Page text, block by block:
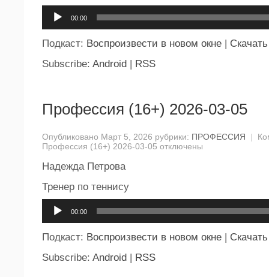
00:00
Подкаст: Воспроизвести в новом окне
Скачать
Subscribe: Android RSS
Профессия (16+) 2026-03-05
Опубликовано Март 5, 2026 рубрики: ПРОФЕССИЯ |
Профессия (16+) 2026-03-05 отключены
Надежда Петрова
Тренер по теннису
00:00
Подкаст: Воспроизвести в новом окне | Скачать
Subscribe: Android | RSS